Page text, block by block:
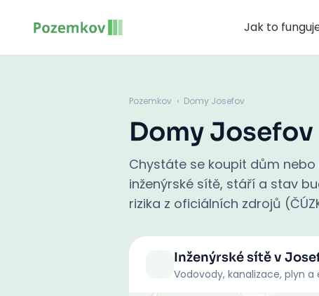
Jak to
Pozemkov › Domy Josefov
Domy Josefov
Chystáte se koupit dům
inženýrské sítě, stáří a stav
rizika z oficiálních zdrojů
Inženýrské sítěv
Vodovody, kanalizace, plyn a